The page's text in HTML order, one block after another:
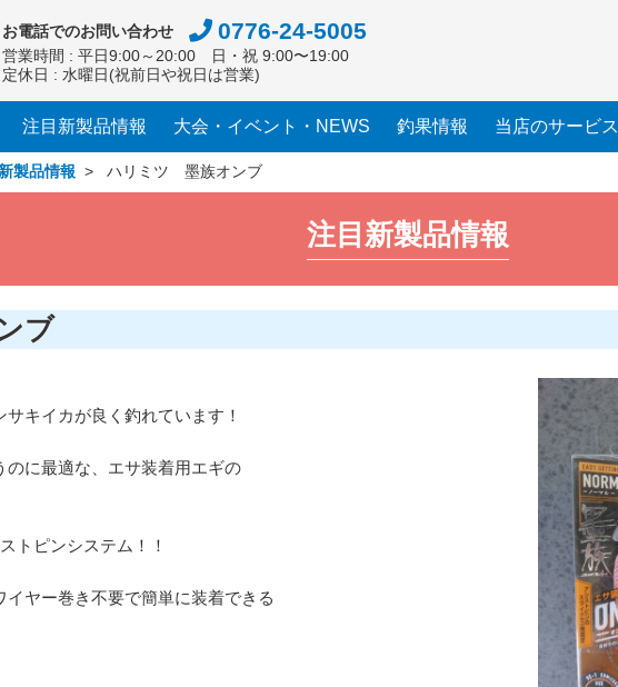
お電話でのお問い合わせ 0776-24-5005
営業時間 : 平日9:00～20:00 日・祝 9:00〜19:00
定休日 : 水曜日(祝前日や祝日は営業)
注目新製品情報 大会・イベント・NEWS 釣果情報 当店のサービス
製品情報 > ハリミツ 墨族オンブ
注目新製品情報
ブ
キイカが良く釣れています！
に最適な、エサ装着用エギの
トピンシステム！！
ヤー巻き不要で簡単に装着できる